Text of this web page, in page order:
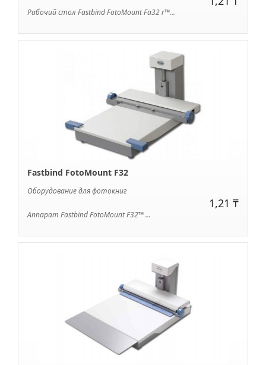
Рабочий стол Fastbind FotoMount Fa32 r™...
Fastbind FotoMount F32
Оборудование для фотокниг
1,21 ₸
Аппарат Fastbind FotoMount F32™ ...